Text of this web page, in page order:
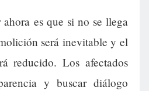
es que si no se llega
será inevitable y el
reducido. Los afectados
y buscar diálogo